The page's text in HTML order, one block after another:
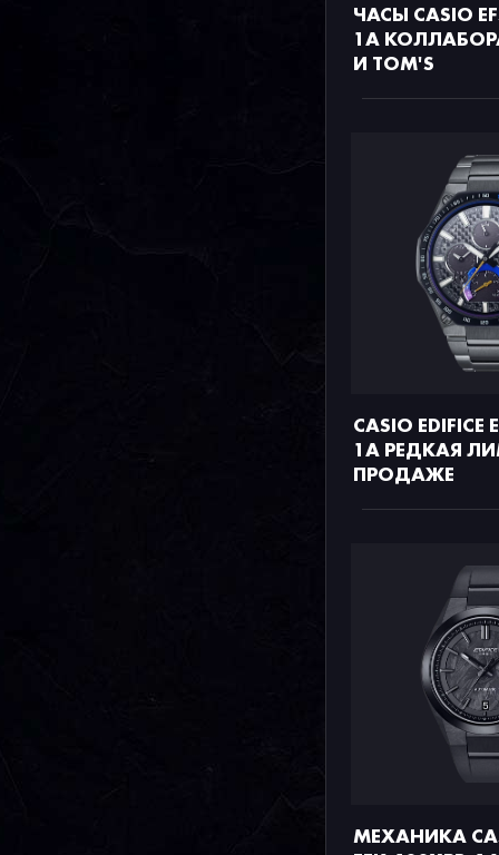
ЧАСЫ CASIO
1A
И TOM'S
CASIO EDIFICE
1A РЕДКАЯ
ПРОДАЖЕ
МЕХАНИКА